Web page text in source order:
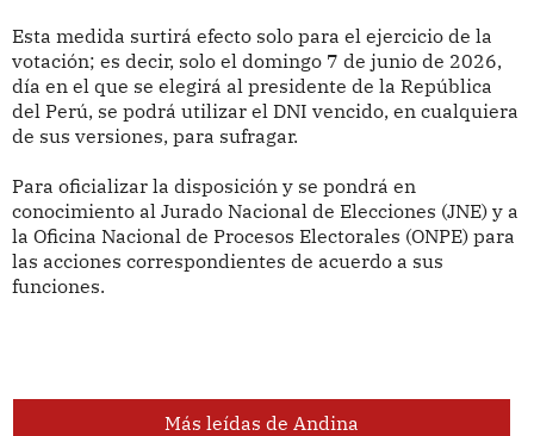
Esta medida surtirá efecto solo para el ejercicio de la
votación; es decir, solo el domingo 7 de junio de 2026,
día en el que se elegirá al presidente de la República
del Perú, se podrá utilizar el DNI vencido, en cualquiera
de sus versiones, para sufragar.
Para oficializar la disposición y se pondrá en
conocimiento al Jurado Nacional de Elecciones (JNE) y a
la Oficina Nacional de Procesos Electorales (ONPE) para
las acciones correspondientes de acuerdo a sus
funciones.
Más leídas de Andina